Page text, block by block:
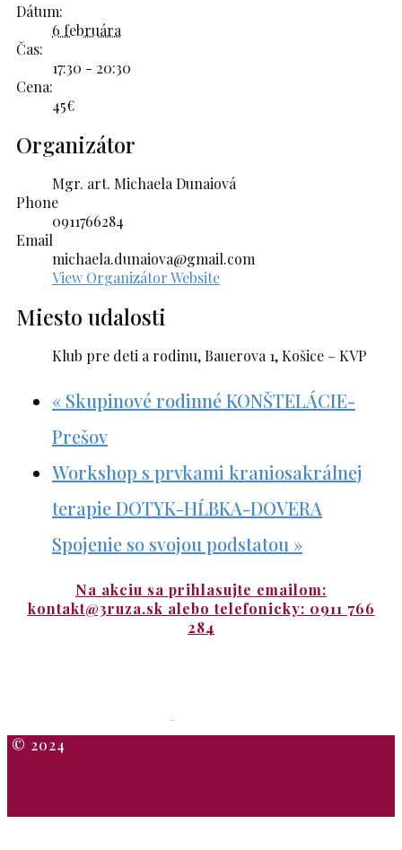
Dátum:
6 februára
Čas:
17:30 - 20:30
Cena:
45€
Organizátor
Mgr. art. Michaela Dunaiová
Phone
0911766284
Email
michaela.dunaiova@gmail.com
View Organizátor Website
Miesto udalosti
Klub pre deti a rodinu, Bauerova 1, Košice – KVP
« Skupinové rodinné KONŠTELÁCIE-
Prešov
Workshop s prvkami kraniosakrálnej
terapie DOTYK-HĹBKA-DOVERA
Spojenie so svojou podstatou »
Na akciu sa prihlasujte emailom:
kontakt@3ruza.sk alebo telefonicky: 0911 766
284
​© 2024